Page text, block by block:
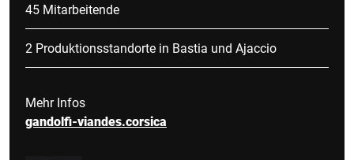
45 Mitarbeitende
2 Produktionsstandorte in Bastia und Ajaccio
Mehr Infos
gandolfi-viandes.corsica